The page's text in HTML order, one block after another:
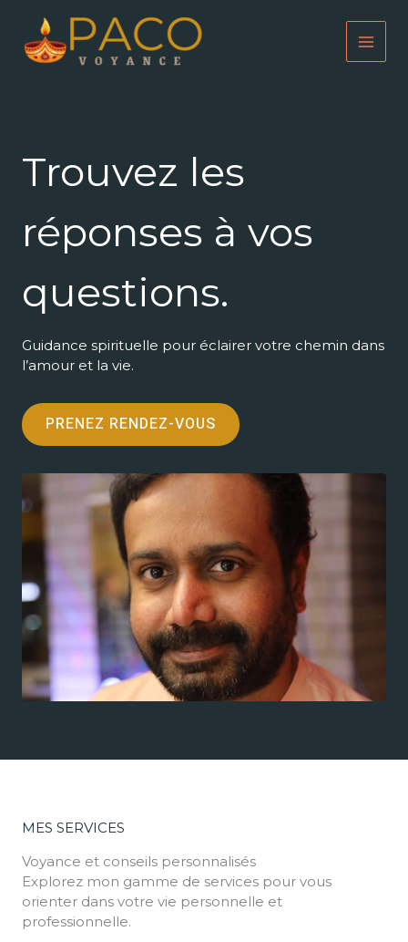
contenu
Trouvez les
réponses à vos
questions.
Guidance spirituelle pour éclairer votre chemin dans
l’amour et la vie.
PRENEZ RENDEZ-VOUS
MES SERVICES
Voyance et conseils personnalisés
Explorez mon gamme de services pour vous
orienter dans votre vie personnelle et
professionnelle.